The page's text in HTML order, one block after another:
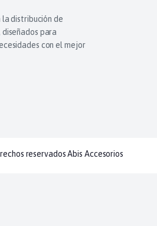
distribución de
para
con el mejor
reservados Abis Accesorios